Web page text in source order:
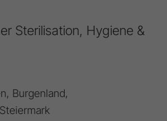
Sterilisation, Hygiene &
Burgenland,